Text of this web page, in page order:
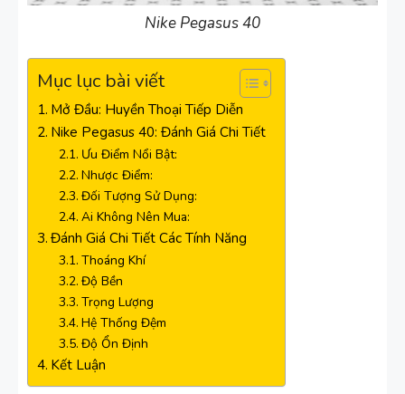
Nike Pegasus 40
Mục lục bài viết
Mở Đầu: Huyền Thoại Tiếp Diễn
Nike Pegasus 40: Đánh Giá Chi Tiết
Ưu Điểm Nổi Bật:
Nhược Điểm:
Đối Tượng Sử Dụng:
Ai Không Nên Mua:
Đánh Giá Chi Tiết Các Tính Năng
Thoáng Khí
Độ Bền
Trọng Lượng
Hệ Thống Đệm
Độ Ổn Định
Kết Luận